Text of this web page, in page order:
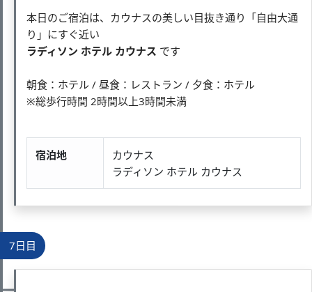
本日のご宿泊は、カウナスの美しい目抜き通り「自由大通
り」にすぐ近い
ラディソン ホテル カウナス です
朝食：ホテル / 昼食：レストラン / 夕食：ホテル
※総歩行時間 2時間以上3時間未満
宿泊地
カウナス
ラディソン ホテル カウナス
7日目